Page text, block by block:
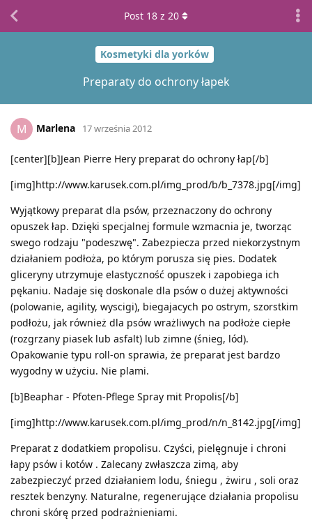
Kosmetyki dla yorków
Preparaty do ochrony łapek
Post 18 z 20
M Marlena 17 września 2012
[center][b]Jean Pierre Hery preparat do ochrony łap[/b]
[img]http://www.karusek.com.pl/img_prod/b/b_7378.jpg[/img]
Wyjątkowy preparat dla psów, przeznaczony do ochrony
opuszek łap. Dzięki specjalnej formule wzmacnia je, tworząc
swego rodzaju "podeszwę". Zabezpiecza przed niekorzystnym
działaniem podłoża, po którym porusza się pies. Dodatek
gliceryny utrzymuje elastyczność opuszek i zapobiega ich
pękaniu. Nadaje się doskonale dla psów o dużej aktywności
(polowanie, agility, wyscigi), biegajacych po ostrym, szorstkim
podłożu, jak również dla psów wrażliwych na podłoże ciepłe
(rozgrzany piasek lub asfalt) lub zimne (śnieg, lód).
Opakowanie typu roll-on sprawia, że preparat jest bardzo
wygodny w użyciu. Nie plami.
[b]Beaphar - Pfoten-Pflege Spray mit Propolis[/b]
[img]http://www.karusek.com.pl/img_prod/n/n_8142.jpg[/img]
Preparat z dodatkiem propolisu. Czyści, pielęgnuje i chroni
łapy psów i kotów . Zalecany zwłaszcza zimą, aby
zabezpieczyć przed działaniem lodu, śniegu , żwiru , soli oraz
resztek benzyny. Naturalne, regenerujące działania propolisu
chroni skórę przed podrażnieniami.